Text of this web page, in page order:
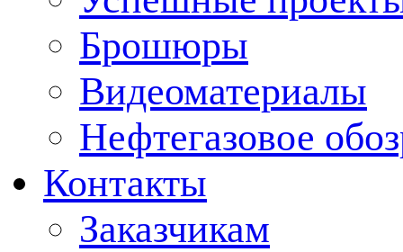
Брошюры
Видеоматериалы
Нефтегазовое
Контакты
Заказчикам